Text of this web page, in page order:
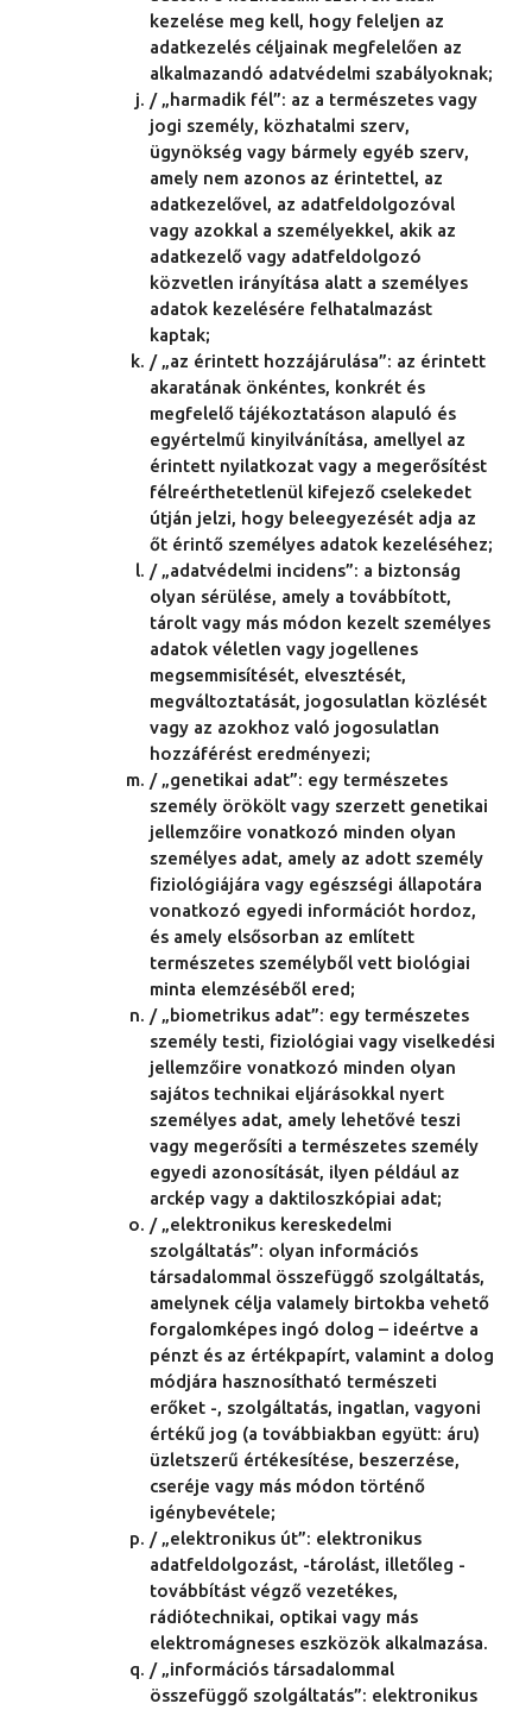
kezelése meg kell, hogy feleljen az
adatkezelés céljainak megfelelően az
alkalmazandó adatvédelmi szabályoknak;
/ „harmadik fél”: az a természetes vagy
jogi személy, közhatalmi szerv,
ügynökség vagy bármely egyéb szerv,
amely nem azonos az érintettel, az
adatkezelővel, az adatfeldolgozóval
vagy azokkal a személyekkel, akik az
adatkezelő vagy adatfeldolgozó
közvetlen irányítása alatt a személyes
adatok kezelésére felhatalmazást
kaptak;
/ „az érintett hozzájárulása”: az érintett
akaratának önkéntes, konkrét és
megfelelő tájékoztatáson alapuló és
egyértelmű kinyilvánítása, amellyel az
érintett nyilatkozat vagy a megerősítést
félreérthetetlenül kifejező cselekedet
útján jelzi, hogy beleegyezését adja az
őt érintő személyes adatok kezeléséhez;
/ „adatvédelmi incidens”: a biztonság
olyan sérülése, amely a továbbított,
tárolt vagy más módon kezelt személyes
adatok véletlen vagy jogellenes
megsemmisítését, elvesztését,
megváltoztatását, jogosulatlan közlését
vagy az azokhoz való jogosulatlan
hozzáférést eredményezi;
/ „genetikai adat”: egy természetes
személy örökölt vagy szerzett genetikai
jellemzőire vonatkozó minden olyan
személyes adat, amely az adott személy
fiziológiájára vagy egészségi állapotára
vonatkozó egyedi információt hordoz,
és amely elsősorban az említett
természetes személyből vett biológiai
minta elemzéséből ered;
/ „biometrikus adat”: egy természetes
személy testi, fiziológiai vagy viselkedési
jellemzőire vonatkozó minden olyan
sajátos technikai eljárásokkal nyert
személyes adat, amely lehetővé teszi
vagy megerősíti a természetes személy
egyedi azonosítását, ilyen például az
arckép vagy a daktiloszkópiai adat;
/ „elektronikus kereskedelmi
szolgáltatás”: olyan információs
társadalommal összefüggő szolgáltatás,
amelynek célja valamely birtokba vehető
forgalomképes ingó dolog – ideértve a
pénzt és az értékpapírt, valamint a dolog
módjára hasznosítható természeti
erőket -, szolgáltatás, ingatlan, vagyoni
értékű jog (a továbbiakban együtt: áru)
üzletszerű értékesítése, beszerzése,
cseréje vagy más módon történő
igénybevétele;
/ „elektronikus út”: elektronikus
adatfeldolgozást, -tárolást, illetőleg -
továbbítást végző vezetékes,
rádiótechnikai, optikai vagy más
elektromágneses eszközök alkalmazása.
/ „információs társadalommal
összefüggő szolgáltatás”: elektronikus